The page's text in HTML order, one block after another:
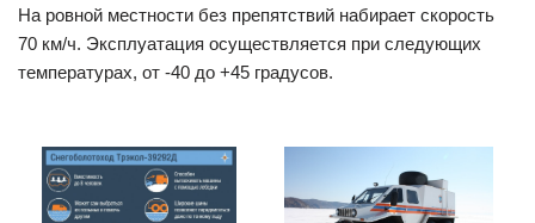
На ровной местности без препятствий набирает скорость
70 км/ч. Эксплуатация осуществляется при следующих
температурах, от -40 до +45 градусов.